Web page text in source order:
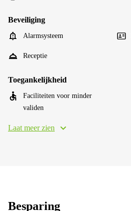
Beveiliging
Alarmsysteem
Receptie
Toegankelijkheid
Faciliteiten voor minder
validen
Laat meer zien
Besparing